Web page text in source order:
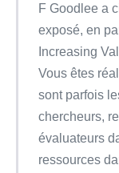
F Goodlee a
exposé, en
Increasing
Vous êtes
sont parfois
chercheurs,
évaluateurs
ressources